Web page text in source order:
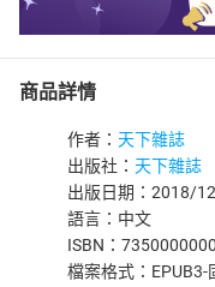
商品詳情
作者： 天下雜誌
出版社： 天下雜誌
出版日期：2018/
語言：中文
ISBN：
檔案格式：EPUB3-